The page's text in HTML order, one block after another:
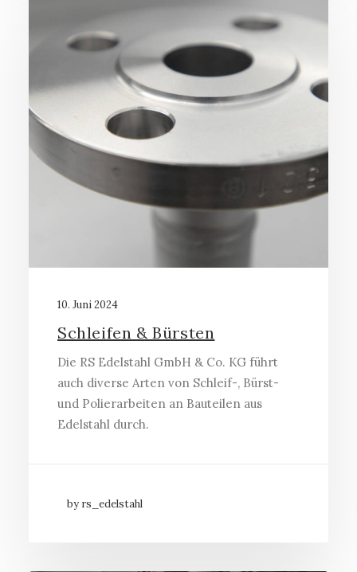
10. Juni 2024
Schleifen & Bürsten
Die RS Edelstahl GmbH & Co. KG führt
auch diverse Arten von Schleif-, Bürst-
und Polierarbeiten an Bauteilen aus
Edelstahl durch.
by rs_edelstahl